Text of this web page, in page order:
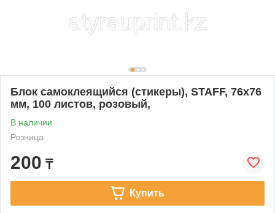
Блок самоклеящийся (стикеры), STAFF, 76х76
мм, 100 листов, розовый,
В наличии
Розница
200 ₸
Купить